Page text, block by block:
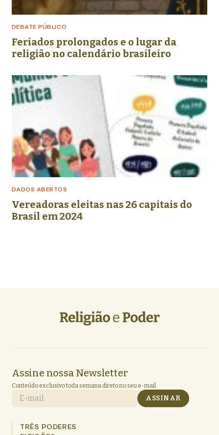
DEBATE PÚBLICO
Feriados prolongados e o lugar da
religião no calendário brasileiro
DADOS ABERTOS
Vereadoras eleitas nas 26 capitais do
Brasil em 2024
Assine nossa Newsletter
Conteúdo exclusivo toda semana direto no seu e-mail.
E-mail ASSINAR
TRÊS PODERES